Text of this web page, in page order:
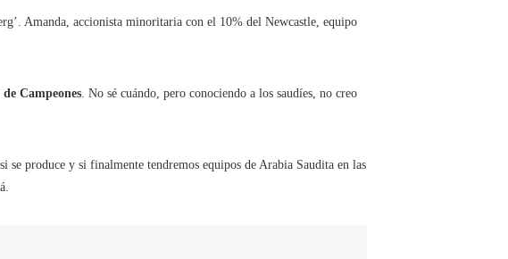
Amanda, accionista minoritaria con el 10% del Newcastle, equipo
Campeones. No sé cuándo, pero conociendo a los saudíes, no creo
se produce y si finalmente tendremos equipos de Arabia Saudita en las